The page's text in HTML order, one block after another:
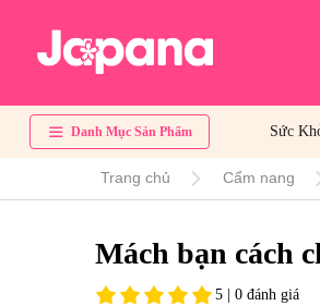
Danh Mục Sản Phẩm Sức
Trang chủ Cẩm nang
Mách bạn cách
5 | 0 đánh giá